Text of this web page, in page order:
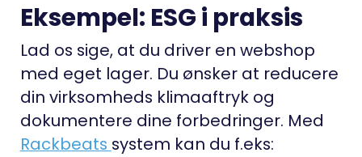
Eksempel: ESG i praksis
Lad os sige, at du driver en webshop
med eget lager. Du ønsker at reducere
din virksomheds klimaaftryk og
dokumentere dine forbedringer. Med
Rackbeats system kan du f.eks: